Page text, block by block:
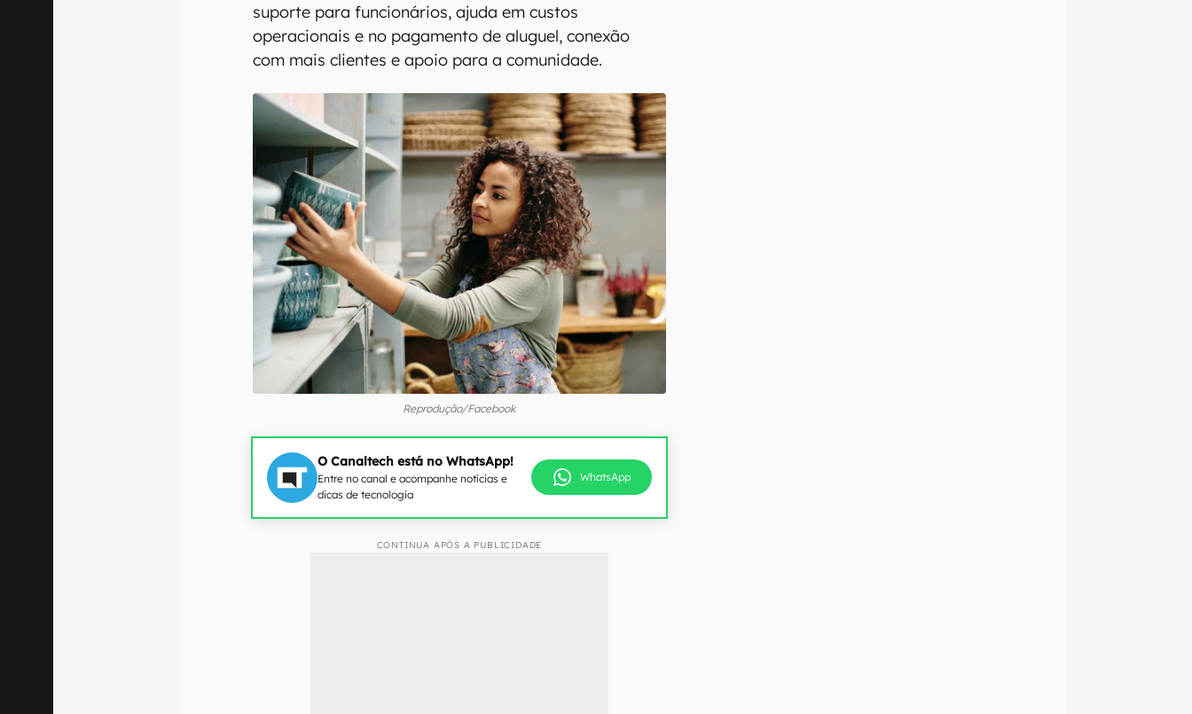
suporte para funcionários, ajuda em custos
operacionais e no pagamento de aluguel, conexão
com mais clientes e apoio para a comunidade.
Reprodução/Facebook
O Canaltech está no WhatsApp!
Entre no canal e acompanhe notícias e
dicas de tecnologia
WhatsApp
CONTINUA APÓS A PUBLICIDADE